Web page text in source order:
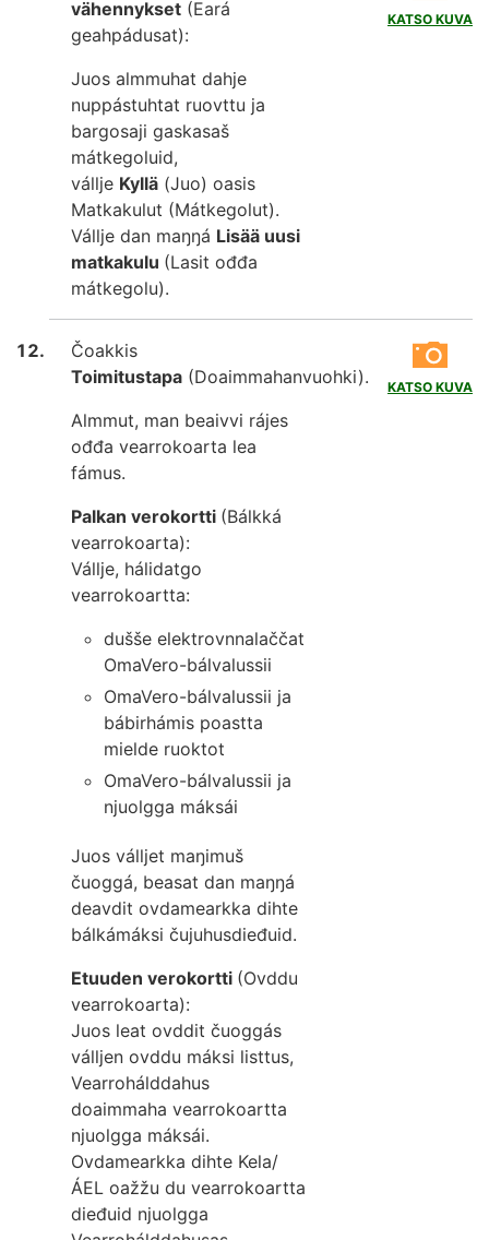
KATSO KUVA
vähennykset (Eará
geahpádusat):
Juos almmuhat dahje
nuppástuhtat ruovttu ja
bargosaji gaskasaš
mátkegoluid,
vállje Kyllä (Juo) oasis
Matkakulut (Mátkegolut).
Vállje dan maŋŋá Lisää uusi
matkakulu (Lasit ođđa
mátkegolu).
KATSO KUVA
Čoakkis
Toimitustapa (Doaimmahanvuohki).
Almmut, man beaivvi rájes
ođđa vearrokoarta lea
fámus.
Palkan verokortti (Bálkká
vearrokoarta):
Vállje, hálidatgo
vearrokoartta:
dušše elektrovnnalaččat
OmaVero-bálvalussii
OmaVero-bálvalussii ja
bábirhámis poastta
mielde ruoktot
OmaVero-bálvalussii ja
njuolgga máksái
Juos válljet maŋimuš
čuoggá, beasat dan maŋŋá
deavdit ovdamearkka dihte
bálkámáksi čujuhusdieđuid.
Etuuden verokortti (Ovddu
vearrokoarta):
Juos leat ovddit čuoggás
válljen ovddu máksi listtus,
Vearrohálddahus
doaimmaha vearrokoartta
njuolgga máksái.
Ovdamearkka dihte Kela/
ÁEL oažžu du vearrokoartta
dieđuid njuolgga